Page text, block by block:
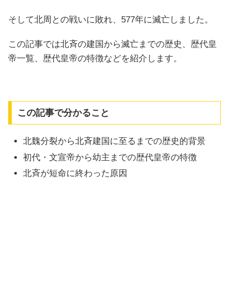
そして北周との戦いに敗れ、577年に滅亡しました。
この記事では北斉の建国から滅亡までの歴史、歴代皇
帝一覧、歴代皇帝の特徴などを紹介します。
この記事で分かること
北魏分裂から北斉建国に至るまでの歴史的背景
初代・文宣帝から幼主までの歴代皇帝の特徴
北斉が短命に終わった原因